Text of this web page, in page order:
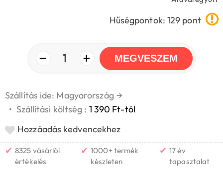
Hűségpontok: 129 pont
− 1 + MEGVESZEM
Szállítás ide: Magyarország →
• Szállítási költség : 1 390 Ft-tól
Hozzáadás kedvencekhez
✔ 8325 vásárlói
értékelés
✔ 1000+ termék
készleten
✔ 17 év
tapasztalat